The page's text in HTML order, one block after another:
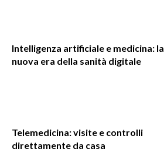
Intelligenza artificiale e medicina: la
nuova era della sanità digitale
Telemedicina: visite e controlli
direttamente da casa